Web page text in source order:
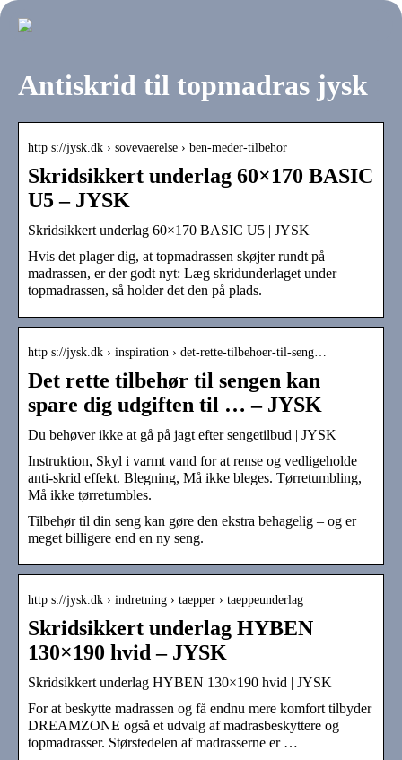
Antiskrid til topmadras jysk
http s://jysk.dk › sovevaerelse › ben-meder-tilbehor
Skridsikkert underlag 60×170 BASIC
U5 – JYSK
Skridsikkert underlag 60×170 BASIC U5 | JYSK
Hvis det plager dig, at topmadrassen skøjter rundt på
madrassen, er der godt nyt: Læg skridunderlaget under
topmadrassen, så holder det den på plads.
http s://jysk.dk › inspiration › det-rette-tilbehoer-til-seng…
Det rette tilbehør til sengen kan
spare dig udgiften til … – JYSK
Du behøver ikke at gå på jagt efter sengetilbud | JYSK
Instruktion, Skyl i varmt vand for at rense og vedligeholde
anti-skrid effekt. Blegning, Må ikke bleges. Tørretumbling,
Må ikke tørretumbles.
Tilbehør til din seng kan gøre den ekstra behagelig – og er
meget billigere end en ny seng.
http s://jysk.dk › indretning › taepper › taeppeunderlag
Skridsikkert underlag HYBEN
130×190 hvid – JYSK
Skridsikkert underlag HYBEN 130×190 hvid | JYSK
For at beskytte madrassen og få endnu mere komfort tilbyder
DREAMZONE også et udvalg af madrasbeskyttere og
topmadrasser. Størstedelen af madrasserne er …